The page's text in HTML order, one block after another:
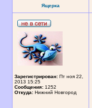
Ящерка
Зарегистрирован: Пт ноя 22,
2013 15:25
Сообщения: 1252
Откуда: Нижний Новгород